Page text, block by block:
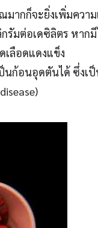
ากก็จะยิ่งเพิ่มความ
รัมต่อเดซิลิตร หาก
ลือดแดงแข็ง
นก้อนอุดตันได้ ซึ่งเ